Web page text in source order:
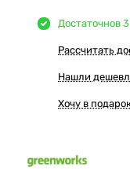
Достаточнов
Рассчитать
Нашли
Хочу в